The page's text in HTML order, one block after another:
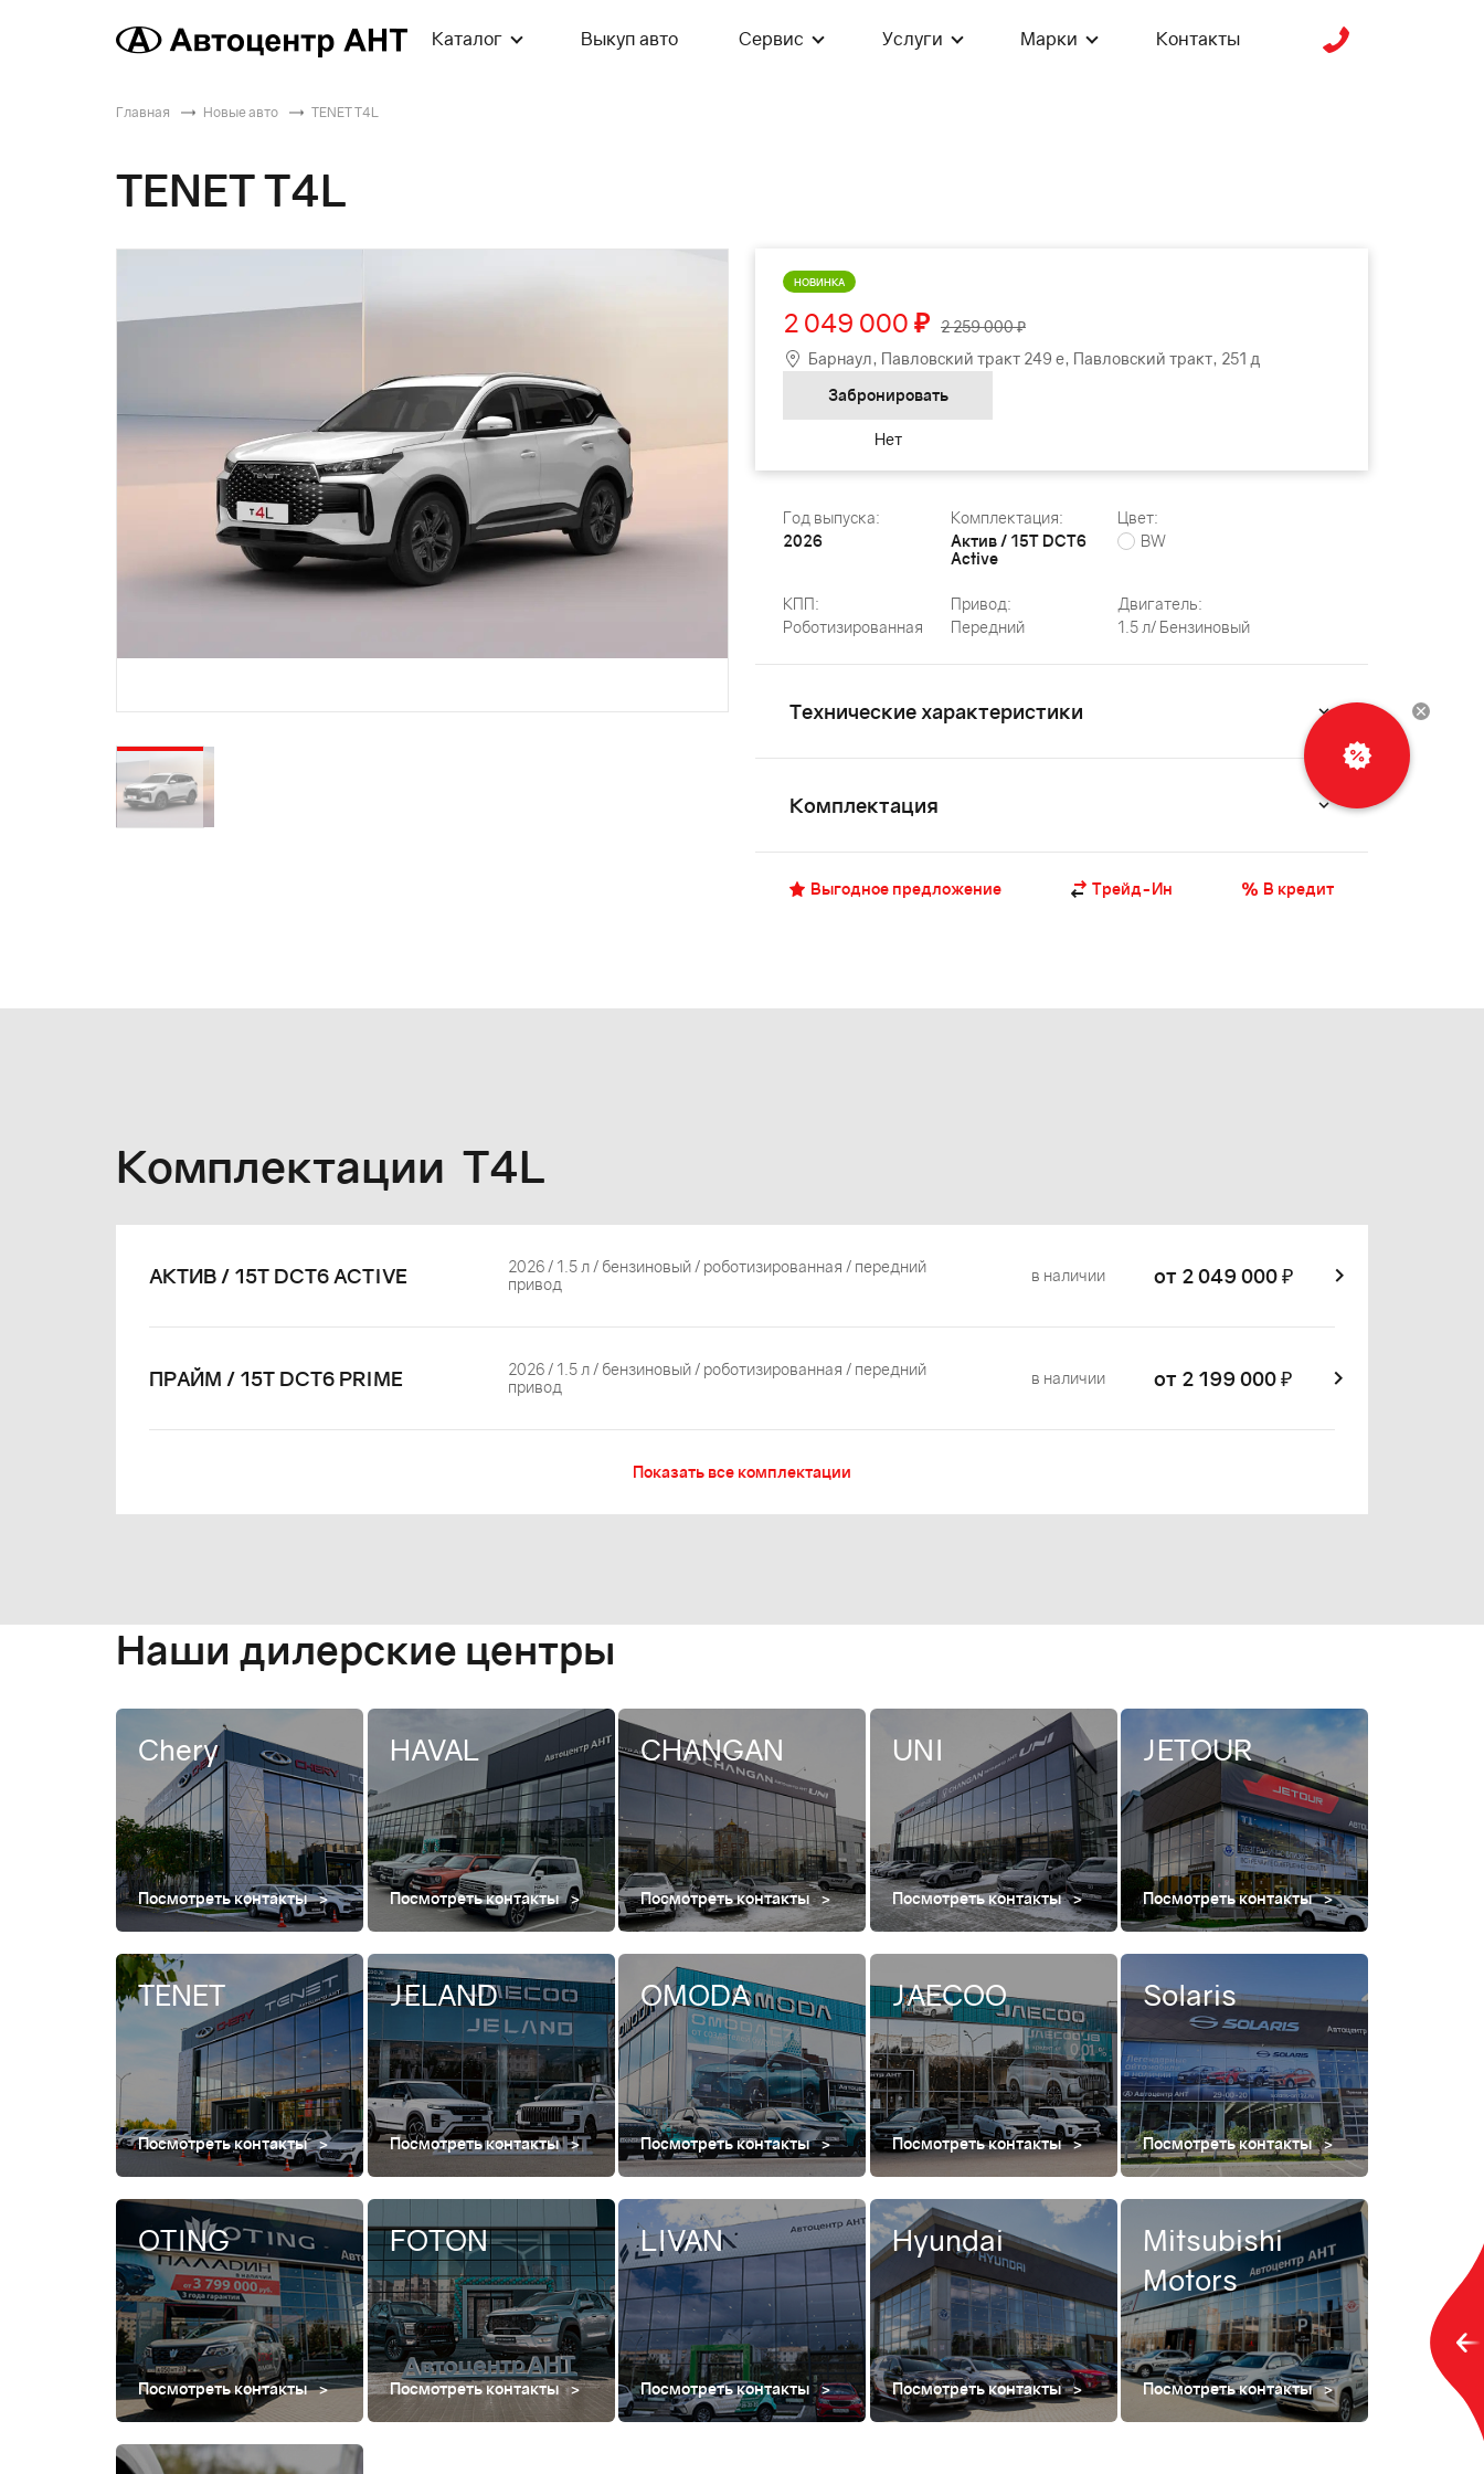
Каталог Выкуп авто Сервис Услуги Марки Контакты
Главная Новые авто TENET T4L
TENET T4L
НОВИНКА
2 049 000 ₽ 2 259 000 ₽
Барнаул, Павловский тракт 249 е, Павловский тракт, 251 д
Забронировать
Нет
Год выпуска:
2026
Комплектация:
Актив / 15T DCT6
Active
Цвет:
BW
КПП:
Роботизированная
Привод:
Передний
Двигатель:
1.5 л/ Бензиновый
Технические характеристики
Комплектация
Выгодное предложение Трейд-Ин В кредит
Комплектации T4L
АКТИВ / 15T DCT6 ACTIVE
2026 / 1.5 л / бензиновый / роботизированная / передний
привод
в наличии от 2 049 000₽
ПРАЙМ / 15T DCT6 PRIME
2026 / 1.5 л / бензиновый / роботизированная / передний
привод
в наличии от 2 199 000₽
Показать все комплектации
Наши дилерские центры
Chery
Посмотреть контакты
HAVAL
Посмотреть контакты
CHANGAN
Посмотреть контакты
UNI
Посмотреть контакты
JETOUR
Посмотреть контакты
TENET
Посмотреть контакты
JELAND
Посмотреть контакты
OMODA
Посмотреть контакты
JAECOO
Посмотреть контакты
Solaris
Посмотреть контакты
OTING
Посмотреть контакты
FOTON
Посмотреть контакты
LIVAN
Посмотреть контакты
Hyundai
Посмотреть контакты
Mitsubishi
Motors
Посмотреть контакты